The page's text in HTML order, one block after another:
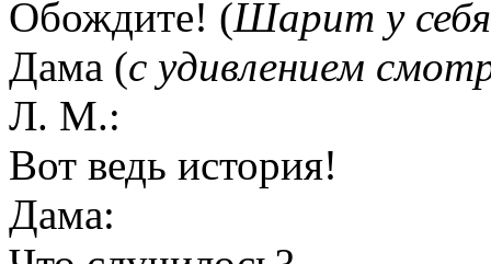
Обождите! (Шарит у
Дама (с удивлением
Л. М.:
Вот ведь история!
Дама: